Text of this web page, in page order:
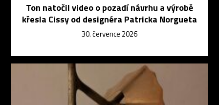
Ton natočil video o pozadí návrhu a výrobě
křesla Cissy od designéra Patricka Norgueta
30. července 2026